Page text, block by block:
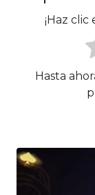
¡Haz
Hasta